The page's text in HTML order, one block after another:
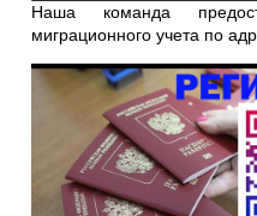
Наша команда
миграционного учета по